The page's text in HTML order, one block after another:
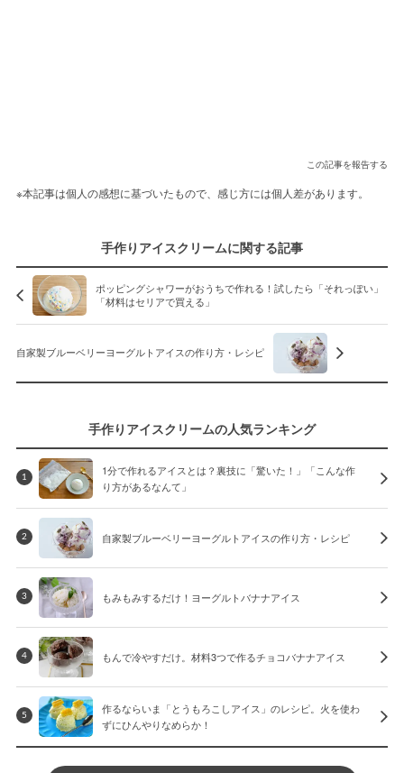
この記事を報告する
※本記事は個人の感想に基づいたもので、感じ方には個人差があります。
手作りアイスクリームに関する記事
ポッピングシャワーがおうちで作れる！試したら「それっぽい」
「材料はセリアで買える」
自家製ブルーベリーヨーグルトアイスの作り方・レシピ
手作りアイスクリームの人気ランキング
1
1分で作れるアイスとは？裏技に「驚いた！」「こんな作
り方があるなんて」
2 自家製ブルーベリーヨーグルトアイスの作り方・レシピ
3 もみもみするだけ！ヨーグルトバナナアイス
4 もんで冷やすだけ。材料3つで作るチョコバナナアイス
5
作るならいま「とうもろこしアイス」のレシピ。火を使わ
ずにひんやりなめらか！